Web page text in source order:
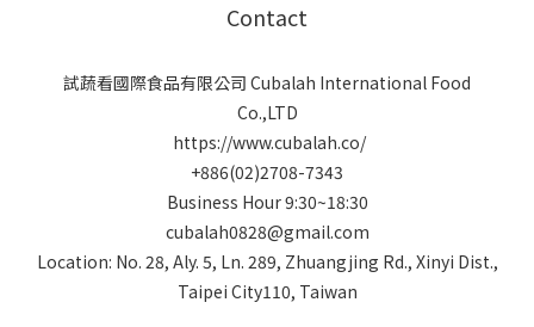
Contact
試蔬看國際食品有限公司 Cubalah International Food
Co.,LTD
https://www.cubalah.co/
+886(02)2708-7343
Business Hour 9:30~18:30
cubalah0828@gmail.com
Location: No. 28, Aly. 5, Ln. 289, Zhuangjing Rd., Xinyi Dist.,
Taipei City110, Taiwan